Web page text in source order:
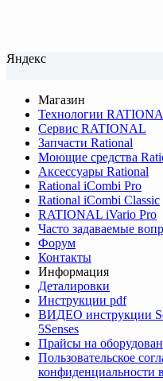
Яндекс
Магазин
Технологии
Сервис RATIONAL
Запчасти Rational
Моющие средства
Аксессуары Rational
Rational iCombi Pro
Rational iCombi Classic
RATIONAL iVario Pro
Часто задаваемые
Форум
Контакты
Информация
Деталировки
Инструкции pdf
ВИДЕО инструкции
5Senses
Прайсы на
Пользовательское
конфиденциальности